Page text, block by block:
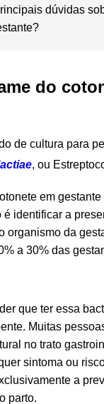
dúvidas
do
de cultura para
, ou
em
é identificar a
organismo da
a 30% das
que ter essa
Muitas
no trato
sintoma ou
a
parto.